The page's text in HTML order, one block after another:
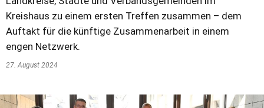
Kreishaus zu einem ersten Treffen zusammen – dem
Auftakt für die künftige Zusammenarbeit in einem
engen Netzwerk.
27. August 2024